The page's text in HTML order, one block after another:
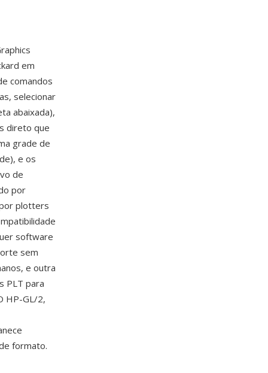
em
comandos
selecionar
abaixada),
direto que
grade de
e os
de
por
plotters
software
sem
e outra
PLT para
HP-GL/2,
formato.